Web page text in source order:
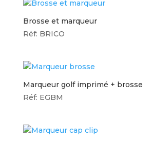
Brosse et marqueur
Réf: BRICO
Marqueur golf imprimé + brosse
Réf: EGBM